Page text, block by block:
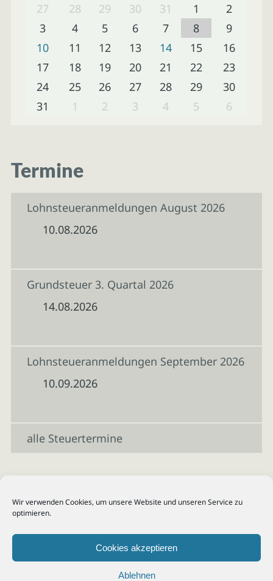
Wir verwenden Cookies, um unsere Website und unseren Service zu
optimieren.
Cookies akzeptieren
Ablehnen
27
28 29 30 31 1
2
3
4 5 6 7 8
9
10
11 12 13 14 15
16
17
18 19 20 21 22
23
24
25 26 27 28 29
30
31
1 2 3 4 5 6
Termine
Lohnsteueranmeldungen August 2026
10.08.2026
Grundsteuer 3. Quartal 2026
14.08.2026
Lohnsteueranmeldungen September 2026
10.09.2026
alle Steuertermine